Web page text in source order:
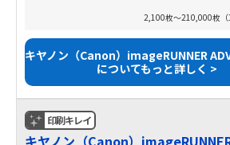
2,100枚～210,000枚
キヤノン（Canon）imageRUNNER
についてもっと詳しく >
印刷キレイ
キヤノン（Canon）